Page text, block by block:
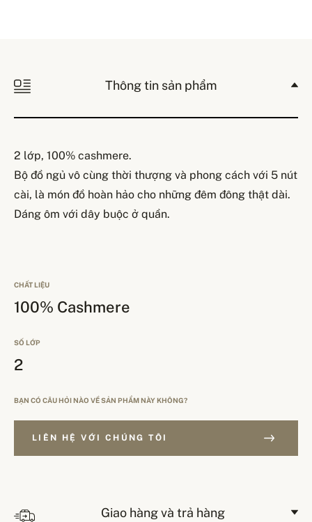
Thông tin sản phẩm
2 lớp, 100% cashmere.
Bộ đồ ngủ vô cùng thời thượng và phong cách với 5 nút
cài, là món đồ hoàn hảo cho những đêm đông thật dài.
Dáng ôm với dây buộc ở quần.
CHẤT LIỆU
100% Cashmere
SỐ LỚP
2
BẠN CÓ CÂU HỎI NÀO VỀ SẢN PHẨM NÀY KHÔNG?
LIÊN HỆ VỚI CHÚNG TÔI
Giao hàng và trả hàng